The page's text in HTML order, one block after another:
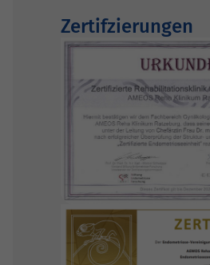
Zertifzierungen